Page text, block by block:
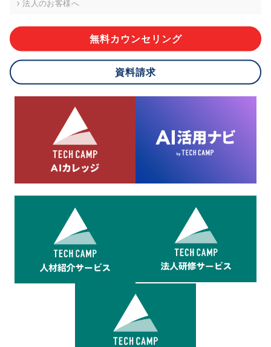
ご本人様が当社に個人情報を提供されるかどうかは任意による
応ができない場合があります。
8.cookieにより取得・分析した情報とその利用について
当社は第三者が運営するデータ・マネジメント・プラットフォ
ームからcookieにより収集されたウェブの閲覧機歴及びその分
析結果を取得し、これをお客様の個人データと結びつけた上
で、広告配信等の目的で利用いたします。
法人のお客様へ
無料カウンセリング
資料請求